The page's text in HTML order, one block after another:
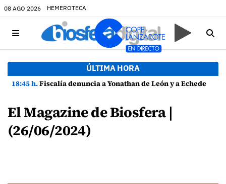
08 AGO 2026 HEMEROTECA
ÚLTIMA HORA
18:45 h.Fiscalía denuncia a Yonathan de León y a Echedey Eugenio por presuntas anomalías en contratos festivos
El Magazine de Biosfera |
(26/06/2024)